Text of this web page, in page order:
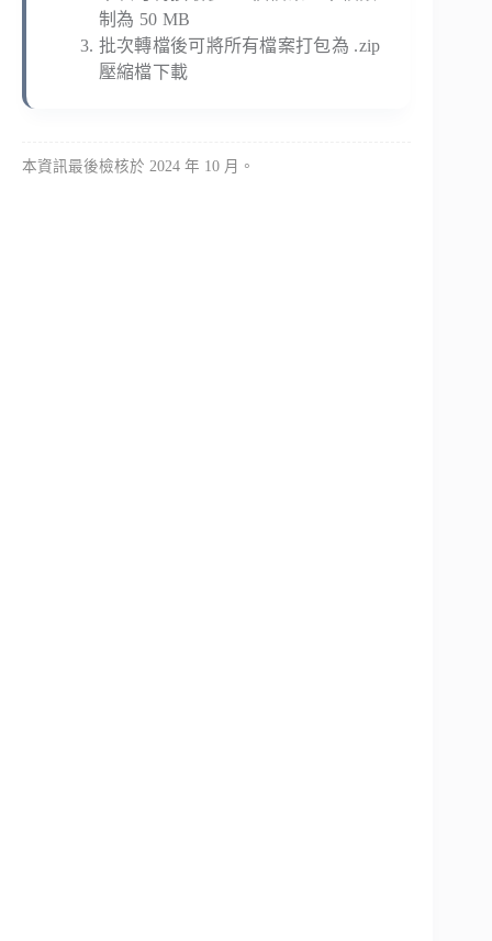
制為 50 MB
批次轉檔後可將所有檔案打包為 .zip
壓縮檔下載
本資訊最後檢核於 2024 年 10 月。